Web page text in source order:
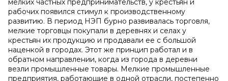
мелких частных предпринимательств, у крестьян и
рабочих появился стимул к производственному
развитию. В период НЭП бурно развивалась торговля,
мелкие торговцы покупали в деревнях и селах у
крестьян их продукцию и продавали ее с большой
наценкой в городах. Этот же принцип работал и в
обратном направлении, когда из города в деревни
везли промышленные товары. Мелкие промышленные
предприятия, работающие в одной отрасли, постепенно